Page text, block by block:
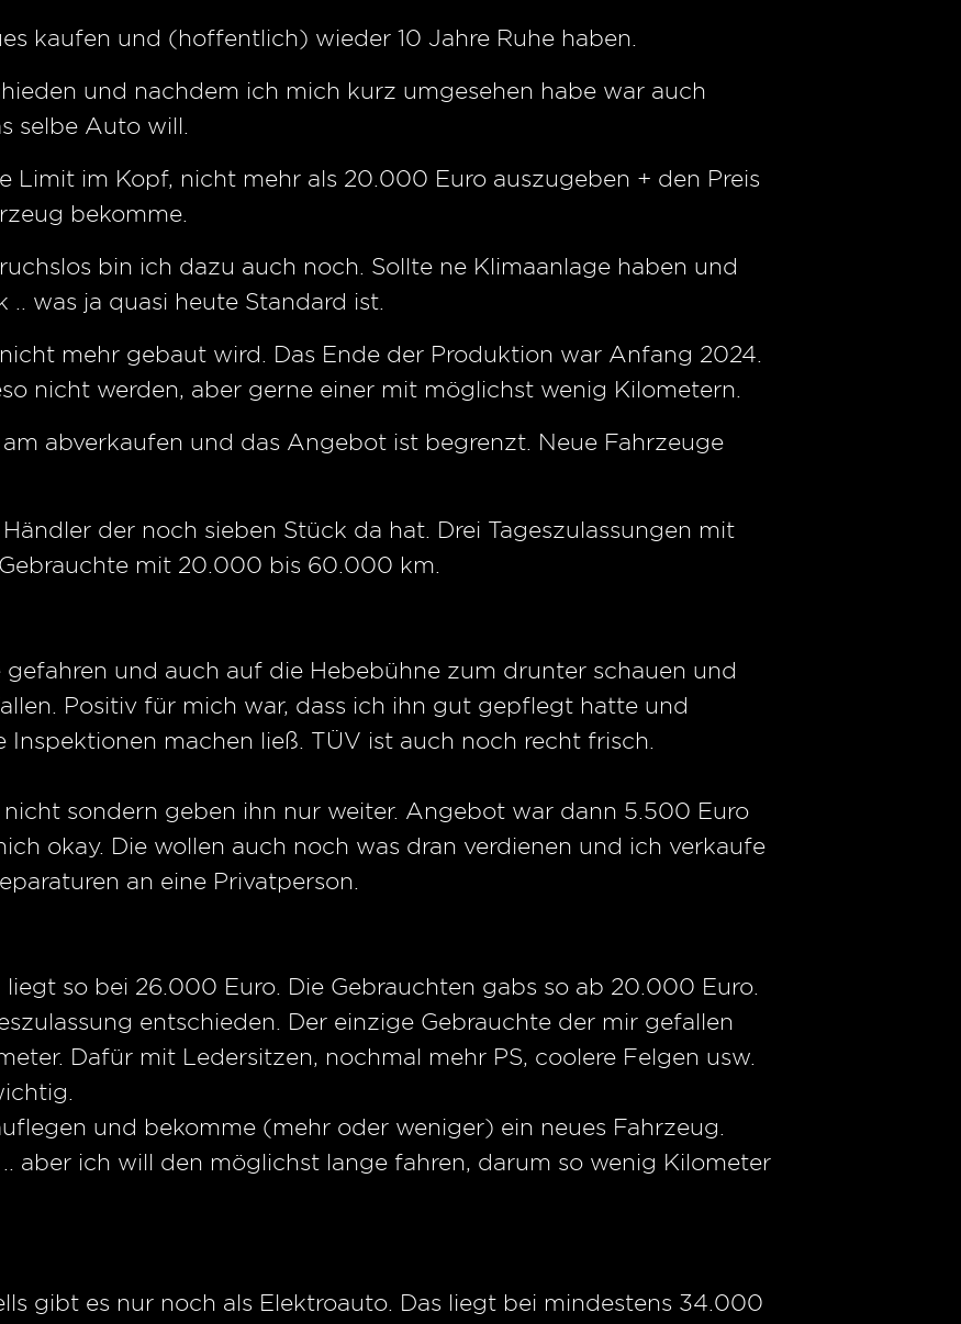
kaufen und (hoffentlich) wieder 10 Jahre Ruhe haben.
und nachdem ich mich kurz umgesehen habe war auch
selbe Auto will.
Limit im Kopf, nicht mehr als 20.000 Euro auszugeben + den Preis
bekomme.
bin ich dazu auch noch. Sollte ne Klimaanlage haben und
was ja quasi heute Standard ist.
mehr gebaut wird. Das Ende der Produktion war Anfang 2024.
nicht werden, aber gerne einer mit möglichst wenig Kilometern.
abverkaufen und das Angebot ist begrenzt. Neue Fahrzeuge
der noch sieben Stück da hat. Drei Tageszulassungen mit
mit 20.000 bis 60.000 km.
und auch auf die Hebebühne zum drunter schauen und
Positiv für mich war, dass ich ihn gut gepflegt hatte und
Inspektionen machen ließ. TÜV ist auch noch recht frisch.
sondern geben ihn nur weiter. Angebot war dann 5.500 Euro
okay. Die wollen auch noch was dran verdienen und ich verkaufe
an eine Privatperson.
liegt so bei 26.000 Euro. Die Gebrauchten gabs so ab 20.000 Euro.
entschieden. Der einzige Gebrauchte der mir gefallen
Dafür mit Ledersitzen, nochmal mehr PS, coolere Felgen usw.
und bekomme (mehr oder weniger) ein neues Fahrzeug.
aber ich will den möglichst lange fahren, darum so wenig Kilometer
gibt es nur noch als Elektroauto. Das liegt bei mindestens 34.000